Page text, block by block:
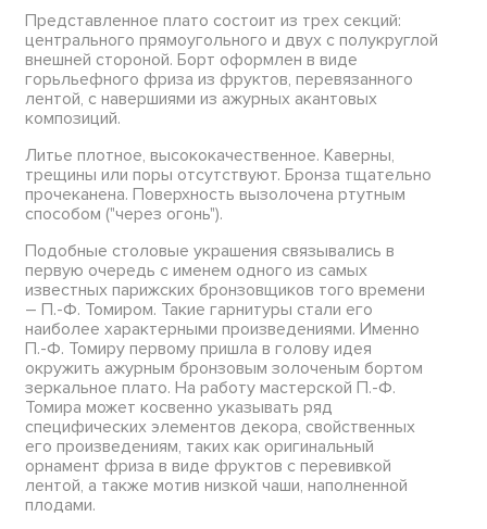
Представленное плато состоит из трех секций:
центрального прямоугольного и двух с полукруглой
внешней стороной. Борт оформлен в виде
горьльефного фриза из фруктов, перевязанного
лентой, с навершиями из ажурных акантовых
композиций.
Литье плотное, высококачественное. Каверны,
трещины или поры отсутствуют. Бронза тщательно
прочеканена. Поверхность вызолочена ртутным
способом ("через огонь").
Подобные столовые украшения связывались в
первую очередь с именем одного из самых
известных парижских бронзовщиков того времени
– П.-Ф. Томиром. Такие гарнитуры стали его
наиболее характерными произведениями. Именно
П.-Ф. Томиру первому пришла в голову идея
окружить ажурным бронзовым золоченым бортом
зеркальное плато. На работу мастерской П.-Ф.
Томира может косвенно указывать ряд
специфических элементов декора, свойственных
его произведениям, таких как оригинальный
орнамент фриза в виде фруктов с перевивкой
лентой, а также мотив низкой чаши, наполненной
плодами.